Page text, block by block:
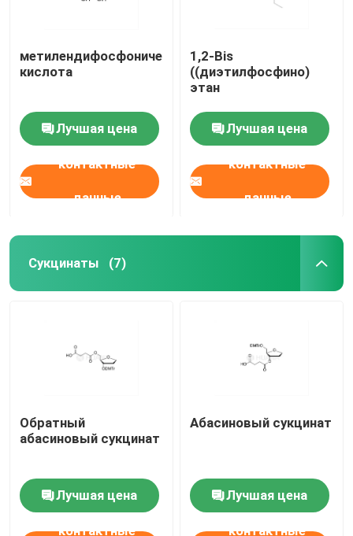
метилендифосфоническая
кислота
Лучшая цена
контактные
данные
1,2-Bis
((диэтилфосфино)
этан
Лучшая цена
контактные
данные
Сукцинаты (7)
Обратный
абасиновый сукцинат
Лучшая цена
контактные
Абасиновый сукцинат
Лучшая цена
контактные